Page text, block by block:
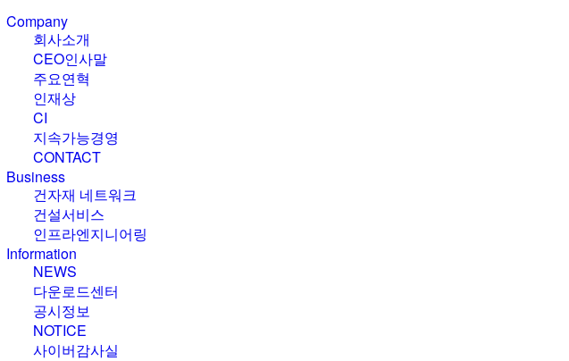
Company
회사소개
CEO인사말
주요연혁
인재상
CI
지속가능경영
CONTACT
Business
건자재 네트워크
건설서비스
인프라엔지니어링
Information
NEWS
다운로드센터
공시정보
NOTICE
사이버감사실